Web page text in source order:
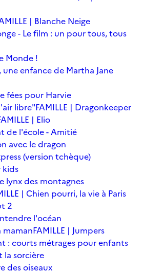
| Blanche Neige
- Le film : un pour tous, tous
Monde !
une enfance de Martha Jane
fées pour Harvie
libre"FAMILLE | Dragonkeeper
| Elio
de l'école - Amitié
avec le dragon
(version tchèque)
kids
lynx des montagnes
| Chien pourri, la vie à Paris
2
l'océan
mamanFAMILLE | Jumpers
: courts métrages pour enfants
la sorcière
des oiseaux